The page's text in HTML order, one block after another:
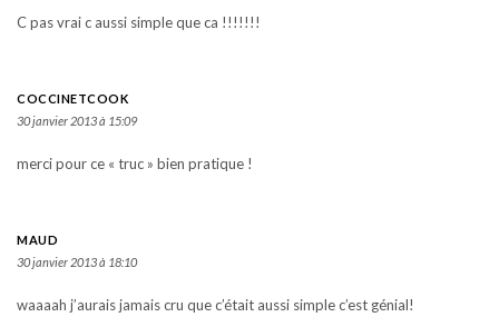
C pas vrai c aussi simple que ca !!!!!!!
COCCINETCOOK
30 janvier 2013 à 15:09
merci pour ce « truc » bien pratique !
MAUD
30 janvier 2013 à 18:10
waaaah j’aurais jamais cru que c’était aussi simple c’est génial!